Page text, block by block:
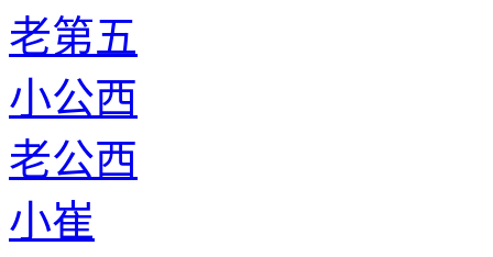
老第五
小公西
老公西
小崔